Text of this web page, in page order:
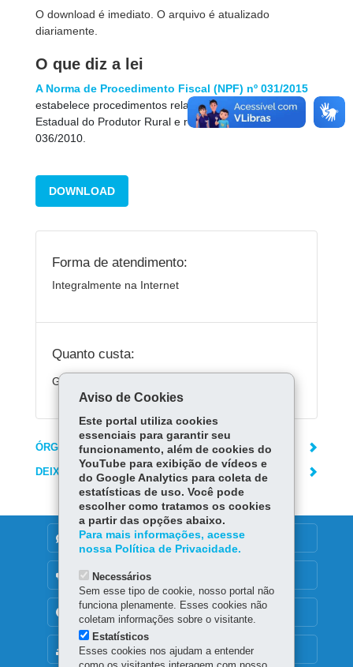
O download é imediato. O arquivo é atualizado
diariamente.
O que diz a lei
A Norma de Procedimento Fiscal (NPF) nº 031/2015
estabelece procedimentos relativos ao SPR - Sistema
Estadual do Produtor Rural e revoga a NPF nº
036/2010.
DOWNLOAD
Forma de atendimento:
Integralmente na Internet
Quanto custa:
Gratuito.
ÓRGÃO RESPONSÁVEL
DEIXE SUA OPINIÃO
MAPA DO SITE
DENUNCIE CORRUPÇÃO
OUVIDORIA
TRANSPARÊNCIA INSTITUCIONAL
Aviso de Cookies
Este portal utiliza cookies
essenciais para garantir seu
funcionamento, além de cookies do
YouTube para exibição de vídeos e
do Google Analytics para coleta de
estatísticas de uso. Você pode
escolher como tratamos os cookies
a partir das opções abaixo.
Para mais informações, acesse
nossa Política de Privacidade.
Necessários
Sem esse tipo de cookie, nosso portal não
funciona plenamente. Esses cookies não
coletam informações sobre o visitante.
Estatísticos
Esses cookies nos ajudam a entender